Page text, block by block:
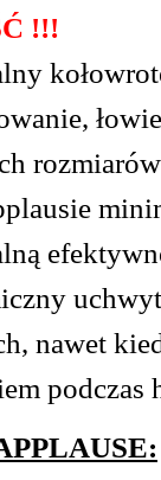
!!!
nawet
podczas